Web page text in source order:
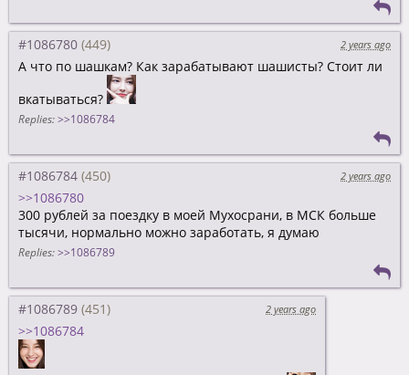
#1086780 2 years ago
А что по шашкам? Как зарабатывают шашисты? Стоит ли
вкатываться?
Replies: >>1086784
#1086784 2 years ago
>>1086780
300 рублей за поездку в моей Мухосрани, в МСК больше
тысячи, нормально можно заработать, я думаю
Replies: >>1086789
#1086789 2 years ago
>>1086784